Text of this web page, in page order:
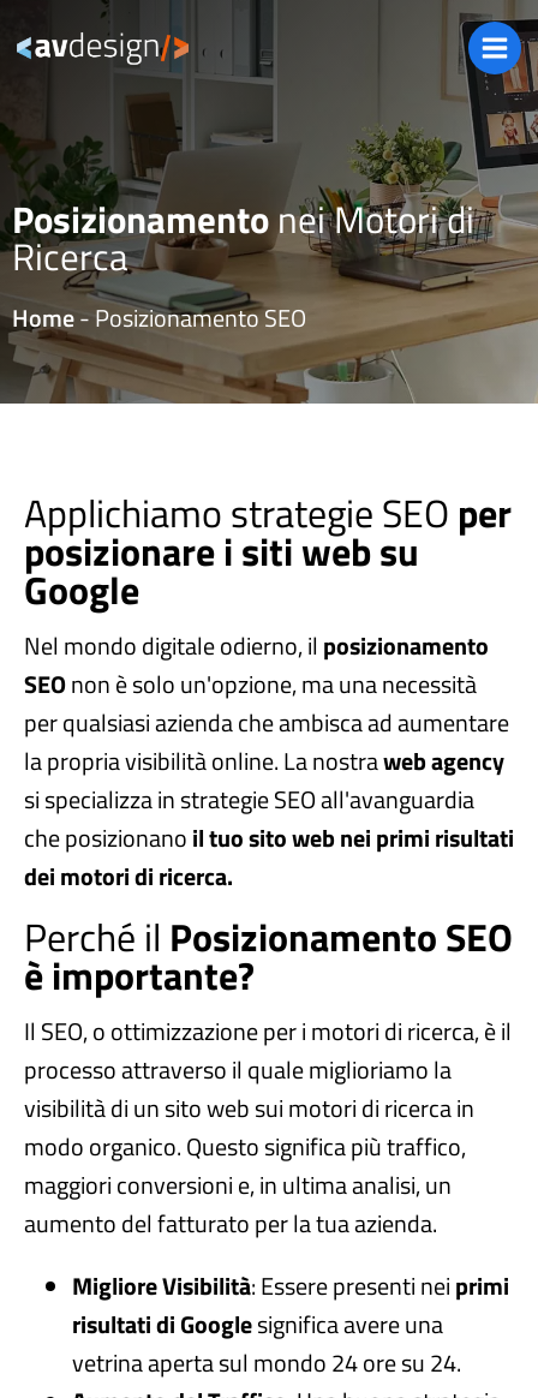
Posizionamentonei Motori di
Ricerca
Home-Posizionamento SEO
Applichiamo strategie SEO per
posizionare i siti web su
Google
Nel mondo digitale odierno, il posizionamento
SEOnon è solo un'opzione, ma una necessità
per qualsiasi azienda che ambisca ad aumentare
la propria visibilità online. La nostraweb agency
si specializza in strategie SEO all'avanguardia
che posizionanoil tuo sito web nei primi risultati
dei motori di ricerca.
Perché il Posizionamento SEO
è importante?
Il SEO, o ottimizzazione per i motori di ricerca, è il
processo attraverso il quale miglioriamo la
visibilità di un sito web sui motori di ricerca in
modo organico. Questo significa più traffico,
maggiori conversioni e, in ultima analisi, un
aumento del fatturato per la tua azienda.
Migliore Visibilità: Essere presenti neiprimi
risultati di Googlesignifica avere una
vetrina aperta sul mondo 24 ore su 24.